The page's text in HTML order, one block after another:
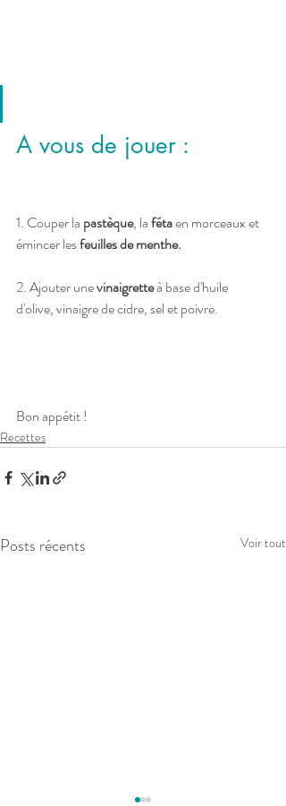
A vous de jouer :
1. Couper la pastèque, la féta en morceaux et
émincer les feuilles de menthe.
2. Ajouter une vinaigrette à base d'huile
d'olive, vinaigre de cidre, sel et poivre.
Bon appétit !
Recettes
Posts récents Voir tout